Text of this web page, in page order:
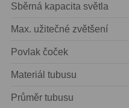
ornitologie18
Sběrná kapacita světla
Max. užitečné zvětšení
Povlak čoček
Materiál tubusu
Průměr tubusu